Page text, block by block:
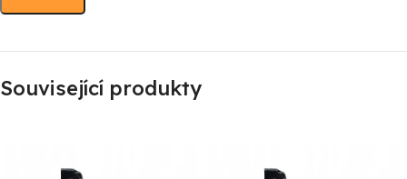
Související produkty